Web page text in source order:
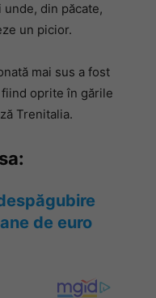
din păcate,
un picior.
mai sus a fost
oprite în gările
Trenitalia.
de euro